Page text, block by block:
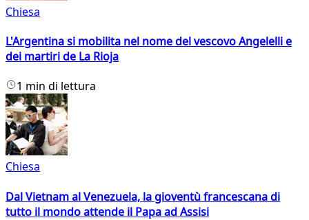
Chiesa
L'Argentina si mobilita nel nome del vescovo Angelelli e
dei martiri de La Rioja
1 min di lettura
Chiesa
Dal Vietnam al Venezuela, la gioventù francescana di
tutto il mondo attende il Papa ad Assisi